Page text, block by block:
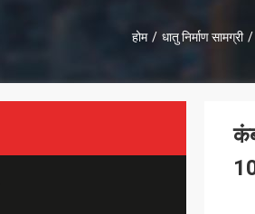
होम / धातु निर्माण सामग्री /